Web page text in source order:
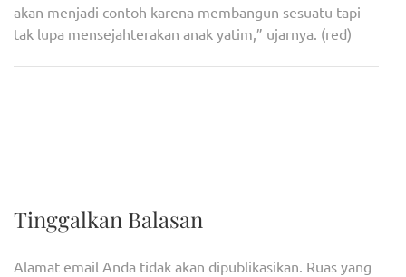
akan menjadi contoh karena membangun sesuatu tapi
tak lupa mensejahterakan anak yatim,” ujarnya. (red)
Tinggalkan Balasan
Alamat email Anda tidak akan dipublikasikan. Ruas yang